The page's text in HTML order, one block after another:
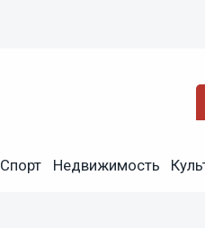
Спорт Недвижимость